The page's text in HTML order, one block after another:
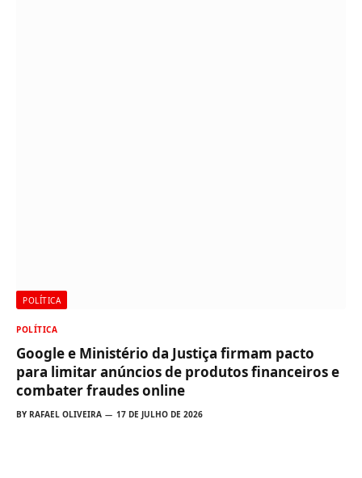
POLÍTICA
POLÍTICA
Google e Ministério da Justiça firmam pacto
para limitar anúncios de produtos financeiros e
combater fraudes online
BY RAFAEL OLIVEIRA 17 DE JULHO DE 2026